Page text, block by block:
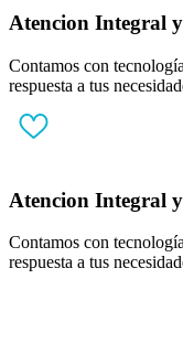
Atencion Integral
Contamos con
respuesta a tus
Atencion Integral
Contamos con
respuesta a tus